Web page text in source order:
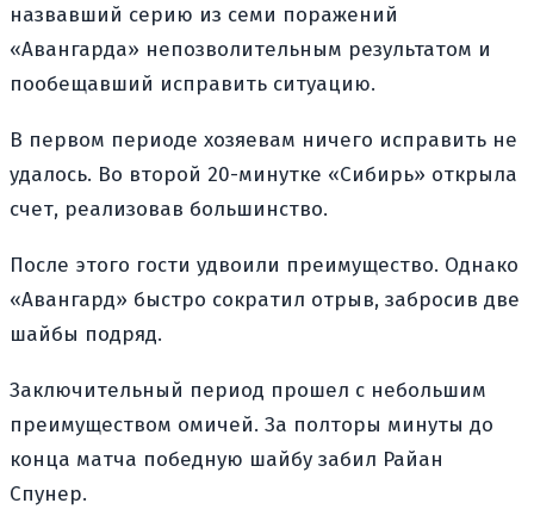
назвавший серию из семи поражений
«Авангарда» непозволительным результатом и
пообещавший исправить ситуацию.
В первом периоде хозяевам ничего исправить не
удалось. Во второй 20-минутке «Сибирь» открыла
счет, реализовав большинство.
После этого гости удвоили преимущество. Однако
«Авангард» быстро сократил отрыв, забросив две
шайбы подряд.
Заключительный период прошел с небольшим
преимуществом омичей. За полторы минуты до
конца матча победную шайбу забил Райан
Спунер.